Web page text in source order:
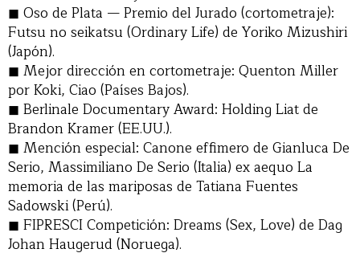
Oso de Plata — Premio del Jurado (cortometraje):
Futsu no seikatsu (Ordinary Life) de Yoriko Mizushiri
(Japón).
Mejor dirección en cortometraje: Quenton Miller
por Koki, Ciao (Países Bajos).
Berlinale Documentary Award: Holding Liat de
Brandon Kramer (EE.UU.).
Mención especial: Canone effimero de Gianluca De
Serio, Massimiliano De Serio (Italia) ex aequo La
memoria de las mariposas de Tatiana Fuentes
Sadowski (Perú).
FIPRESCI Competición: Dreams (Sex, Love) de Dag
Johan Haugerud (Noruega).